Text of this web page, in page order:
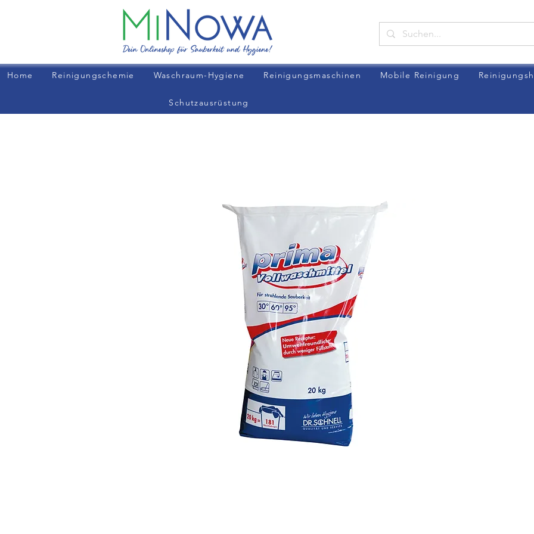
Home Reinigungschemie Waschraum-Hygiene Reinigungsmaschinen Mobile Reinigung
Schutzausrüstung